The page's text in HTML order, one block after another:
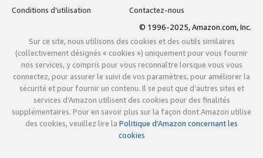
Conditions d’utilisation
Contactez-nous
© 1996-2025, Amazon.com, Inc.
Sur ce site, nous utilisons des cookies et des outils similaires
(collectivement désignés « cookies ») uniquement pour vous fournir
nos services, y compris pour vous reconnaître lorsque vous vous
connectez, pour assurer le suivi de vos paramètres, pour améliorer la
sécurité et pour fournir un contenu. Il se peut que d’autres sites et
services d’Amazon utilisent des cookies pour des finalités
supplémentaires. Pour en savoir plus sur la façon dont Amazon utilise
des cookies, veuillez lire la Politique d’Amazon concernant les
cookies